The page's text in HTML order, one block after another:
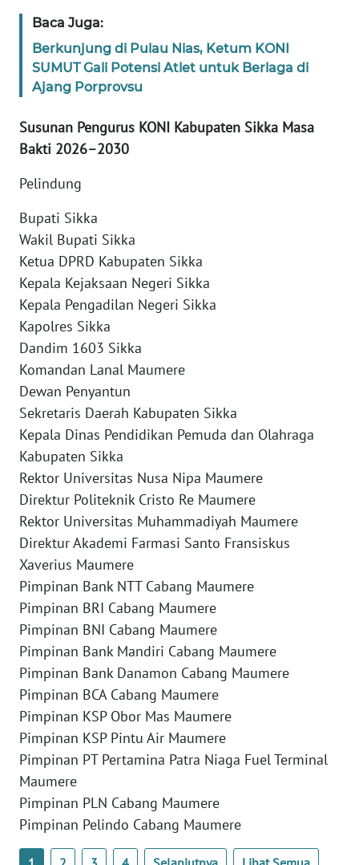
Baca Juga:
Berkunjung di Pulau Nias, Ketum KONI
SUMUT Gali Potensi Atlet untuk Berlaga di
Ajang Porprovsu
Susunan Pengurus KONI Kabupaten Sikka Masa
Bakti 2026–2030
Pelindung
Bupati Sikka
Wakil Bupati Sikka
Ketua DPRD Kabupaten Sikka
Kepala Kejaksaan Negeri Sikka
Kepala Pengadilan Negeri Sikka
Kapolres Sikka
Dandim 1603 Sikka
Komandan Lanal Maumere
Dewan Penyantun
Sekretaris Daerah Kabupaten Sikka
Kepala Dinas Pendidikan Pemuda dan Olahraga
Kabupaten Sikka
Rektor Universitas Nusa Nipa Maumere
Direktur Politeknik Cristo Re Maumere
Rektor Universitas Muhammadiyah Maumere
Direktur Akademi Farmasi Santo Fransiskus
Xaverius Maumere
Pimpinan Bank NTT Cabang Maumere
Pimpinan BRI Cabang Maumere
Pimpinan BNI Cabang Maumere
Pimpinan Bank Mandiri Cabang Maumere
Pimpinan Bank Danamon Cabang Maumere
Pimpinan BCA Cabang Maumere
Pimpinan KSP Obor Mas Maumere
Pimpinan KSP Pintu Air Maumere
Pimpinan PT Pertamina Patra Niaga Fuel Terminal
Maumere
Pimpinan PLN Cabang Maumere
Pimpinan Pelindo Cabang Maumere
WN
WN
NTB
WN
SULTENG
SULBAR
BABEL
WN
SUMBAR
WN
SUMSEL
WN
BENGKULU
LAMPUNG
WN
JATENG
WN
NUSANTARA
WN
JOGJA
WN
JATIM
WN
BALI
WN